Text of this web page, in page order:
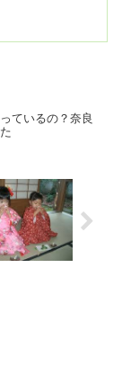
ているの？奈良